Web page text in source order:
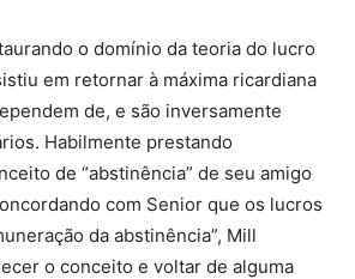
o domínio da teoria do lucro
em retornar à máxima ricardiana
de, e são inversamente
Habilmente prestando
de “abstinência” de seu amigo
com Senior que os lucros
da abstinência”, Mill
o conceito e voltar de alguma